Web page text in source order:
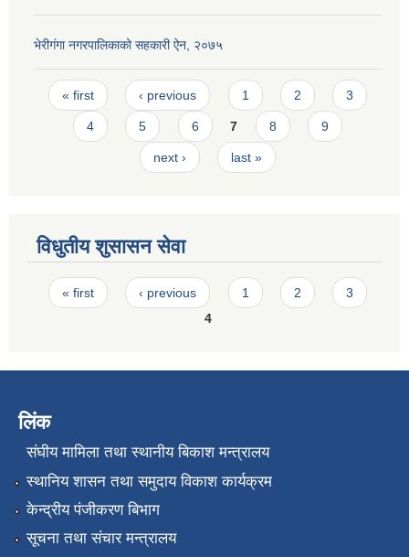
भेरीगंगा नगरपालिकाको सहकारी ऐन, २०७५
Pages
« first ‹ previous 1 2 3
4 5 6 7 8 9
next › last »
विधुतीय शुसासन सेवा
Pages
« first ‹ previous 1 2
3
4
लिंक
संघीय मामिला तथा स्थानीय बिकाश मन्त्रालय
स्थानिय शासन तथा समुदाय विकाश कार्यक्रम
केन्द्रीय पंजीकरण बिभाग
सूचना तथा संचार मन्त्रालय